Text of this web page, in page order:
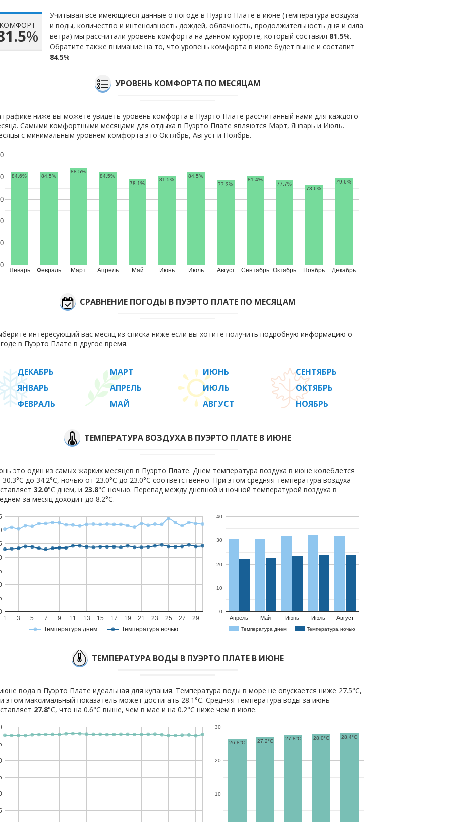
КОМФОРТ
%
Учитывая все имеющиеся данные о погоде в Пуэрто Плате в июне (температура воздуха
и воды, количество и интенсивность дождей, облачность, продолжительность дня и сила
ветра) мы рассчитали уровень комфорта на данном курорте, который составил 81.5%.
Обратите также внимание на то, что уровень комфорта в июле будет выше и составит
84.5%
УРОВЕНЬ КОМФОРТА ПО МЕСЯЦАМ
графике ниже вы можете увидеть уровень комфорта в Пуэрто Плате рассчитанный нами для каждого
Самыми комфортными месяцами для отдыха в Пуэрто Плате являются Март, Январь и Июль.
с минимальным уровнем комфорта это Октябрь, Август и Ноябрь.
Январь Февраль Март Апрель Май Июнь Июль Август Сентябрь Октябрь Ноябрь Декабрь
0
84.6% 84.5%
88.5%
84.5%
78.1%
81.5%
84.5%
77.3%
81.4%
77.7%
73.6%
79.6%
СРАВНЕНИЕ ПОГОДЫ В ПУЭРТО ПЛАТЕ ПО МЕСЯЦАМ
интересующий вас месяц из списка ниже если вы хотите получить подробную информацию о
в Пуэрто Плате в другое время.
ДЕКАБРЬ
ЯНВАРЬ
ФЕВРАЛЬ
МАРТ
АПРЕЛЬ
МАЙ
ИЮНЬ
ИЮЛЬ
АВГУСТ
СЕНТЯБРЬ
ОКТЯБРЬ
НОЯБРЬ
ТЕМПЕРАТУРА ВОЗДУХА В ПУЭРТО ПЛАТЕ В ИЮНЕ
это один из самых жарких месяцев в Пуэрто Плате. Днем температура воздуха в июне колеблется
30.3°C до 34.2°C, ночью от 23.0°C до 23.0°C соответственно. При этом средняя температура воздуха
32.0°C днем, и 23.8°C ночью. Перепад между дневной и ночной температурой воздуха в
за месяц доходит до 8.2°С.
Температура днем Температура ночью
1 3 5 7 9 11 13 15 17 19 21 23 25 27 29
Температура днем Температура ночью
Апрель Май Июнь Июль Август
0
10
20
30
40
ТЕМПЕРАТУРА ВОДЫ В ПУЭРТО ПЛАТЕ В ИЮНЕ
вода в Пуэрто Плате идеальная для купания. Температура воды в море не опускается ниже 27.5°C,
этом максимальный показатель может достигать 28.1°C. Средняя температура воды за июнь
27.8°C, что на 0.6°C выше, чем в мае и на 0.2°C ниже чем в июле.
10
20
30
26.8°C 27.2°C 27.8°C 28.0°C 28.4°C